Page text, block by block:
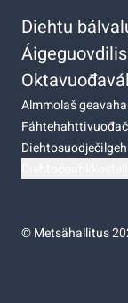
Diehtu
Áigeguovdilis
Almmolaš
©Metsähallitus